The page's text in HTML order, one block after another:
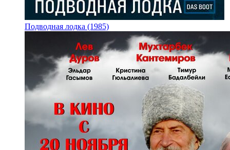
Подводная лодка (1985)